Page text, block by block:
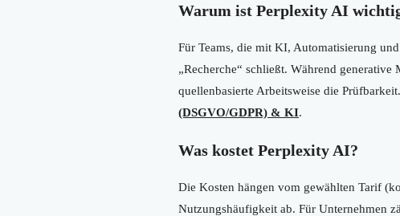
Warum ist Perplexity AI
Für Teams, die mit KI, Automatisierung
„Recherche“ schließt. Während generative
quellenbasierte Arbeitsweise die
(DSGVO/GDPR) & KI.
Was kostet Perplexity AI?
Die Kosten hängen vom gewählten Tarif
Nutzungshäufigkeit ab. Für Unternehmen